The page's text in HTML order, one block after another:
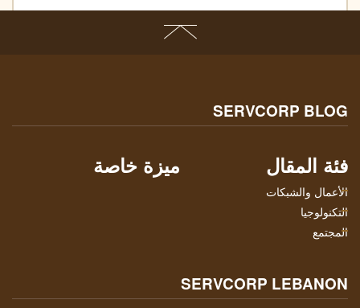
SERVCORP BLOG
فئة المقال
الأعمال والشبكات
التكنولوجيا
المجتمع
ميزة خاصة
SERVCORP LEBANON